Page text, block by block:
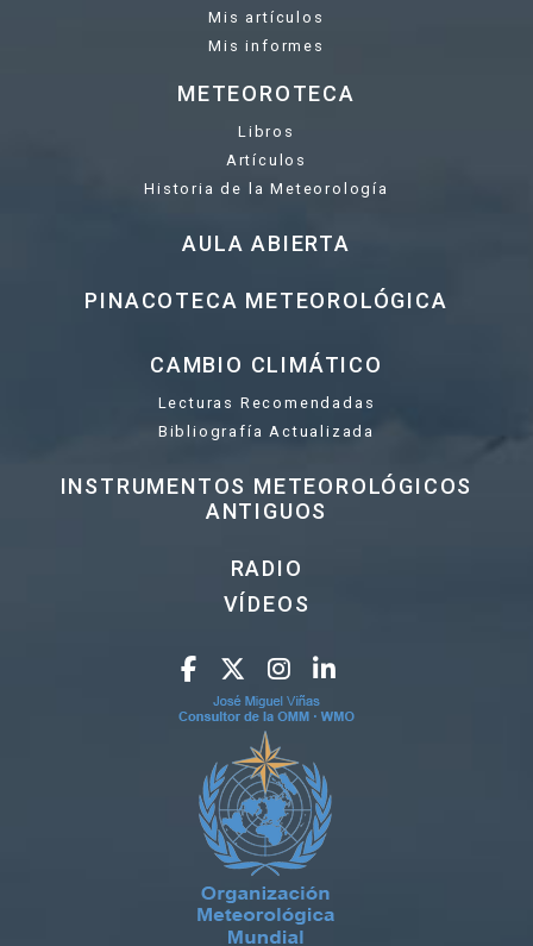
Mis artículos
Mis informes
METEOROTECA
Libros
Artículos
Historia de la Meteorología
AULA ABIERTA
PINACOTECA METEOROLÓGICA
CAMBIO CLIMÁTICO
Lecturas Recomendadas
Bibliografía Actualizada
INSTRUMENTOS METEOROLÓGICOS
ANTIGUOS
RADIO
VÍDEOS